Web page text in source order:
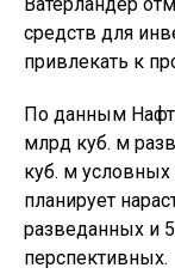
средств для
привлекать к
По данным
млрд куб. м
куб. м условных
планирует
разведанных и
перспективных.